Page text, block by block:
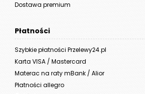
Dostawa premium
Płatności
Szybkie płatności Przelewy24.pl
Karta VISA / Mastercard
Materac na raty mBank / Alior
Płatności allegro